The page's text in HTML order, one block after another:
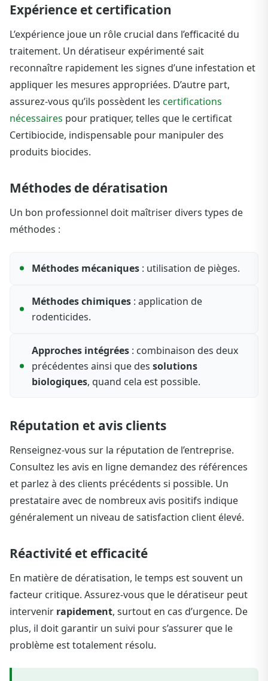
Expérience et certification
L’expérience joue un rôle crucial dans l’efficacité du
traitement. Un dératiseur expérimenté sait
reconnaître rapidement les signes d’une infestation et
appliquer les mesures appropriées. D’autre part,
assurez-vous qu’ils possèdent les certifications
nécessaires pour pratiquer, telles que le certificat
Certibiocide, indispensable pour manipuler des
produits biocides.
Méthodes de dératisation
Un bon professionnel doit maîtriser divers types de
méthodes :
Méthodes mécaniques : utilisation de pièges.
Méthodes chimiques : application de
rodenticides.
Approches intégrées : combinaison des deux
précédentes ainsi que des solutions
biologiques, quand cela est possible.
Réputation et avis clients
Renseignez-vous sur la réputation de l’entreprise.
Consultez les avis en ligne demandez des références
et parlez à des clients précédents si possible. Un
prestataire avec de nombreux avis positifs indique
généralement un niveau de satisfaction client élevé.
Réactivité et efficacité
En matière de dératisation, le temps est souvent un
facteur critique. Assurez-vous que le dératiseur peut
intervenir rapidement, surtout en cas d’urgence. De
plus, il doit garantir un suivi pour s’assurer que le
problème est totalement résolu.